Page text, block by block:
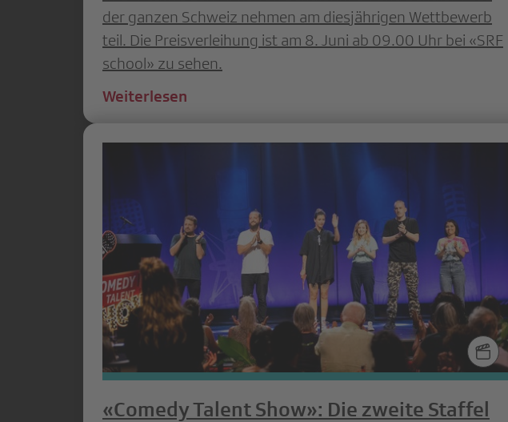
der ganzen Schweiz nehmen am diesjährigen Wettbewerb
teil. Die Preisverleihung ist am 8. Juni ab 09.00 Uhr bei «SRF
school» zu sehen.
Weiterlesen
«Comedy Talent Show»: Die zweite Staffel